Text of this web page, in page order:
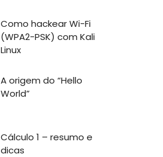
Como hackear Wi-Fi
(WPA2-PSK) com Kali
Linux
A origem do “Hello
World”
Cálculo 1 – resumo e
dicas